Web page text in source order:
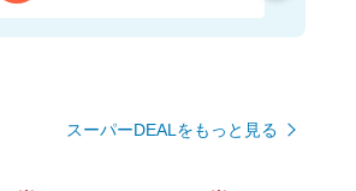
スーパーDEALをもっと見る